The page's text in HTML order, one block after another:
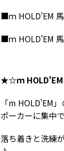
■ｍ HOLD'EM
■ｍ HOLD'EM
★☆ｍ
「m HOLD'EM
ポーカーに集中
落ち着きと洗練